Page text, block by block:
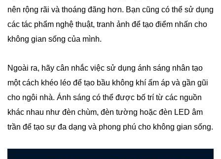
nên rộng rãi và thoáng đãng hơn. Bạn cũng có thể sử dụng
các tác phẩm nghệ thuật, tranh ảnh để tạo điểm nhấn cho
không gian sống của mình.
Ngoài ra, hãy cân nhắc việc sử dụng ánh sáng nhân tạo
một cách khéo léo để tạo bầu không khí ấm áp và gần gũi
cho ngôi nhà. Ánh sáng có thể được bố trí từ các nguồn
khác nhau như đèn chùm, đèn tường hoặc đèn LED âm
trần để tạo sự đa dạng và phong phú cho không gian sống.